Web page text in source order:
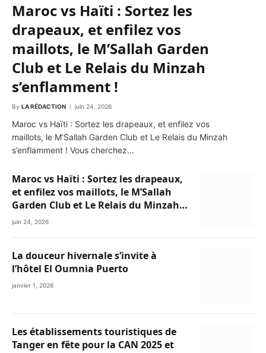
Maroc vs Haïti : Sortez les
drapeaux, et enfilez vos
maillots, le M’Sallah Garden
Club et Le Relais du Minzah
s’enflamment !
By LA RÉDACTION juin 24, 2026
Maroc vs Haïti : Sortez les drapeaux, et enfilez vos
maillots, le M’Sallah Garden Club et Le Relais du Minzah
s’enflamment ! Vous cherchez…
Maroc vs Haïti : Sortez les drapeaux,
et enfilez vos maillots, le M’Sallah
Garden Club et Le Relais du Minzah
s’enflamment !
juin 24, 2026
La douceur hivernale s’invite à
l’hôtel El Oumnia Puerto
janvier 1, 2026
Les établissements touristiques de
Tanger en fête pour la CAN 2025 et